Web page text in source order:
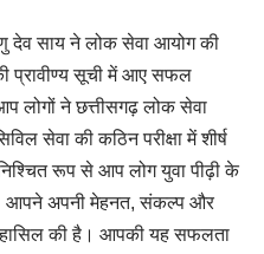
देव साय ने लोक सेवा आयोग की
प्रावीण्य सूची में आए सफल
लोगों ने छत्तीसगढ़ लोक सेवा
सेवा की कठिन परीक्षा में शीर्ष
रूप से आप लोग युवा पीढ़ी के
आपने अपनी मेहनत, संकल्प और
हासिल की है। आपकी यह सफलता